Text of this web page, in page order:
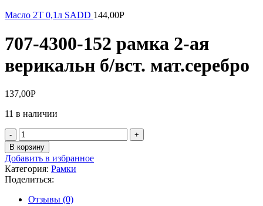
Масло 2Т 0,1л SADD 144,00Р
707-4300-152 рамка 2-ая
верикальн б/вст. мат.серебро
137,00Р
11 в наличии
Количество
товара
707-
4300-
152
рамка
2-
В корзину
Добавить в избранное
Категория: Рамки
Поделиться:
Отзывы (0)